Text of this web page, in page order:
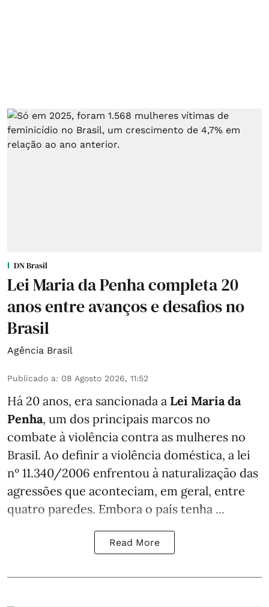
DN Brasil
Lei Maria da Penha completa 20
anos entre avanços e desafios no
Brasil
Agência Brasil
Publicado a: 08 Agosto 2026, 11:52
Há 20 anos, era sancionada a Lei Maria da
Penha, um dos principais marcos no
combate à violência contra as mulheres no
Brasil. Ao definir a violência doméstica, a lei
nº 11.340/2006 enfrentou à naturalização das
agressões que aconteciam, em geral, entre
quatro paredes. Embora o país tenha ...
Read More